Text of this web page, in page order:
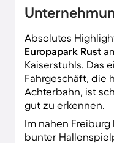
auch die eine
Unterkunft.
Absolutes
Europapark Rust
Kaiserstuhls. Das
Fahrgeschäft, die
Achterbahn, ist
gut zu erkennen.
Im nahen
bunter